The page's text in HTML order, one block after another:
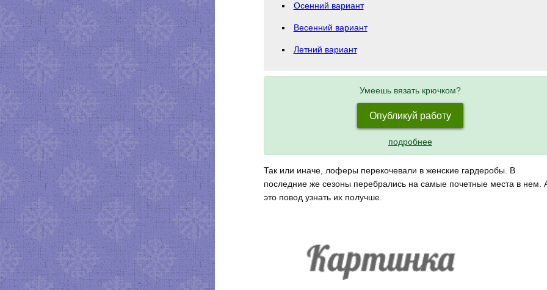
Осенний вариант
Весенний вариант
Летний вариант
Умеешь вязать крючком?
Опубликуй работу
подробнее
Так или иначе, лоферы перекочевали в женские гардеробы. В
последние же сезоны перебрались на самые почетные места в нем.
это повод узнать их получше.